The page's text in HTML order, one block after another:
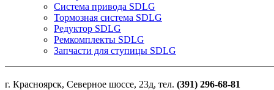
Система привода SDLG
Тормозная система SDLG
Редуктор SDLG
Ремкомплекты SDLG
Запчасти для ступицы SDLG
г. Красноярск, Северное шоссе, 23д, тел. (391) 296-68-81